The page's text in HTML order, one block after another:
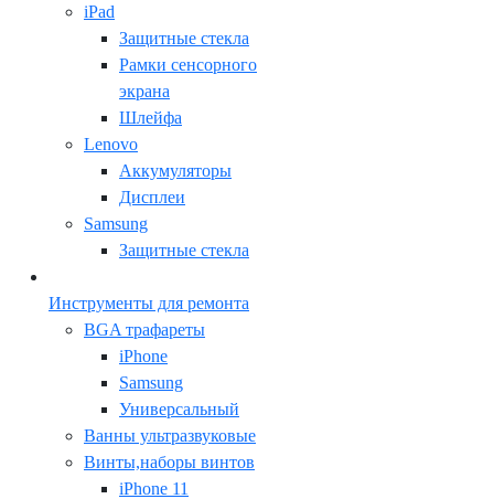
iPad
Защитные стекла
Рамки сенсорного
экрана
Шлейфа
Lenovo
Аккумуляторы
Дисплеи
Samsung
Защитные стекла
Инструменты для ремонта
BGA трафареты
iPhone
Samsung
Универсальный
Ванны ультразвуковые
Винты,наборы винтов
iPhone 11